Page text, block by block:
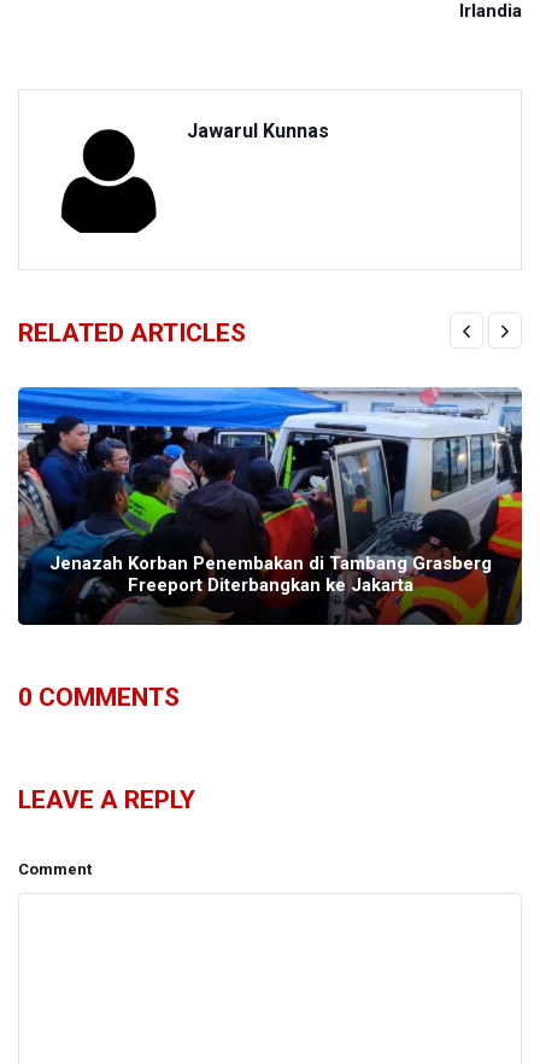
Irlandia
Jawarul Kunnas
RELATED ARTICLES
Jenazah Korban Penembakan di Tambang Grasberg
Freeport Diterbangkan ke Jakarta
0 COMMENTS
LEAVE A REPLY
Comment